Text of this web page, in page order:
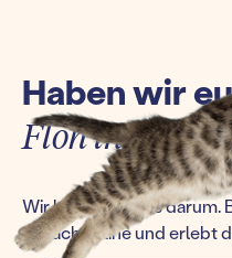
Haben wir
Floh ins Ohr
Wir kümmern uns darum.
einfach online und erlebt